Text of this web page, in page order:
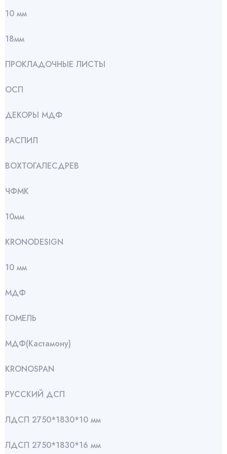
10 мм
18мм
ПРОКЛАДОЧНЫЕ ЛИСТЫ
ОСП
ДЕКОРЫ МДФ
РАСПИЛ
ВОХТОГАЛЕСДРЕВ
ЧФМК
10мм
KRONODESIGN
10 мм
МДФ
ГОМЕЛЬ
МДФ(Кастамону)
KRONOSPAN
РУССКИЙ ДСП
ЛДСП 2750*1830*10 мм
ЛДСП 2750*1830*16 мм